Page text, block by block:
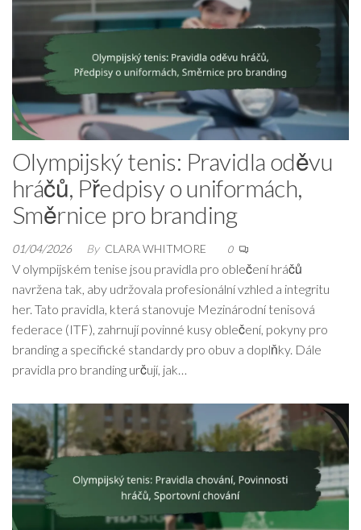
Olympijský tenis: Pravidla oděvu
hráčů, Předpisy o uniformách,
Směrnice pro branding
01/04/2026 By CLARA WHITMORE 0
V olympijském tenise jsou pravidla pro oblečení hráčů
navržena tak, aby udržovala profesionální vzhled a integritu
her. Tato pravidla, která stanovuje Mezinárodní tenisová
federace (ITF), zahrnují povinné kusy oblečení, pokyny pro
branding a specifické standardy pro obuv a doplňky. Dále
pravidla pro branding určují, jak…